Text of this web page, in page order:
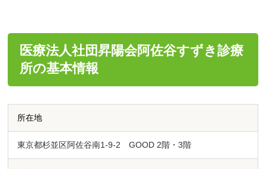
医療法人社団昇陽会阿佐谷すずき診療
所の基本情報
所在地
東京都杉並区阿佐谷南1-9-2 GOOD 2階・3階